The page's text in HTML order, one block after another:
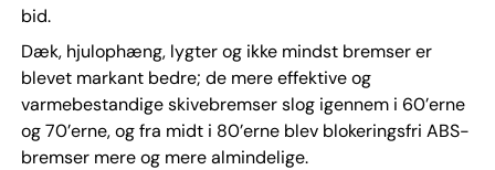
bid.
Dæk, hjulophæng, lygter og ikke mindst bremser er
blevet markant bedre; de mere effektive og
varmebestandige skivebremser slog igennem i 60’erne
og 70’erne, og fra midt i 80’erne blev blokeringsfri ABS-
bremser mere og mere almindelige.